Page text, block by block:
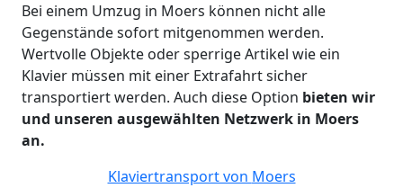
Bei einem Umzug in Moers können nicht alle
Gegenstände sofort mitgenommen werden.
Wertvolle Objekte oder sperrige Artikel wie ein
Klavier müssen mit einer Extrafahrt sicher
transportiert werden. Auch diese Option bieten wir
und unseren ausgewählten Netzwerk in Moers
an.
Klaviertransport von Moers